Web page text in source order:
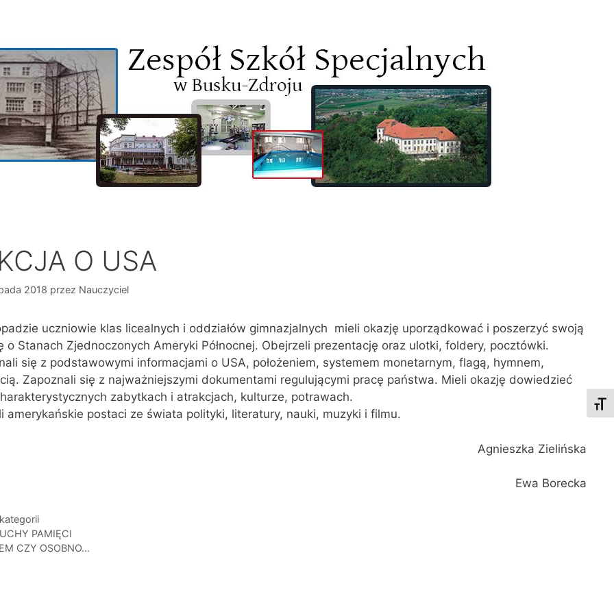
O USA
2018 przez Nauczyciel
uczniowie klas licealnych i oddziałów gimnazjalnych mieli okazję uporządkować i poszerzyć swoją
o Stanach Zjednoczonych Ameryki Północnej. Obejrzeli prezentację oraz ulotki, foldery, pocztówki.
się z podstawowymi informacjami o USA, położeniem, systemem monetarnym, flagą, hymnem,
Zapoznali się z najważniejszymi dokumentami regulującymi pracę państwa. Mieli okazję dowiedzieć
zabytkach i atrakcjach, kulturze, potrawach.
amerykańskie postaci ze świata polityki, literatury, nauki, muzyki i filmu.
Agnieszka Zielińska
Ewa Borecka
PAMIĘCI
CZY OSOBNO…